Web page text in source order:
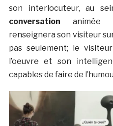
son interlocuteur, au
conversation animée
renseignera son visiteur
pas seulement; le
l’oeuvre et son
capables de faire de